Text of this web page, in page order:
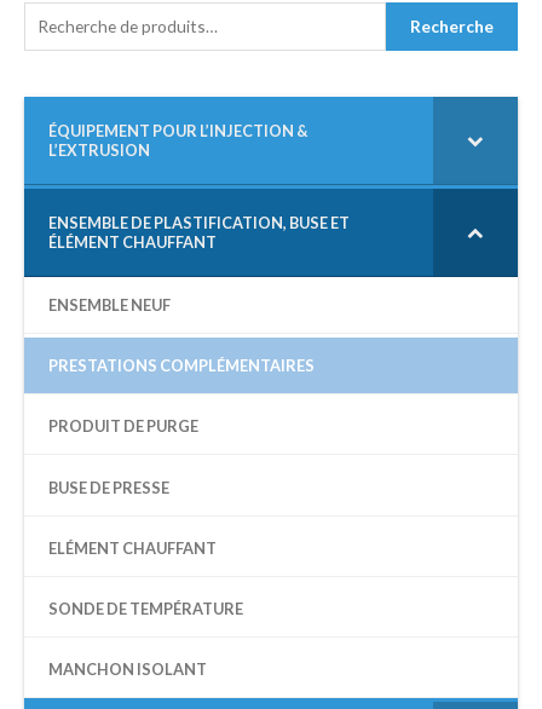
:
Recherche
ÉQUIPEMENT POUR L’INJECTION &
L’EXTRUSION
ENSEMBLE DE PLASTIFICATION, BUSE ET
ÉLÉMENT CHAUFFANT
ENSEMBLE NEUF
PRESTATIONS COMPLÉMENTAIRES
PRODUIT DE PURGE
BUSE DE PRESSE
ELÉMENT CHAUFFANT
SONDE DE TEMPÉRATURE
MANCHON ISOLANT